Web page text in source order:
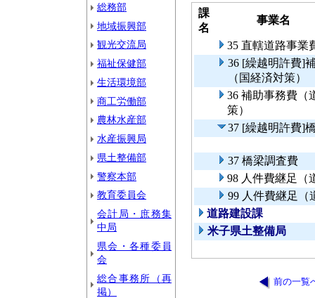
総務部
地域振興部
観光交流局
福祉保健部
生活環境部
商工労働部
農林水産部
水産振興局
県土整備部
警察本部
教育委員会
会計局・庶務集
中局
県会・各種委員
会
総合事務所（再
掲）
課
名
事業名
35 直轄道路事業
36 [繰越明許費]
（国経済対策）
36 補助事務費（
策）
37 [繰越明許費]
37 橋梁調査費
98 人件費継足（
99 人件費継足（
道路建設課
米子県土整備局
前の一覧